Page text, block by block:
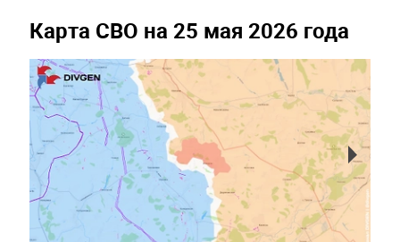
Карта СВО на 25 мая 2026 года